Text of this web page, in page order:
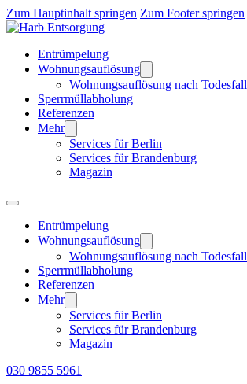
Zum Hauptinhalt springen Zum Footer springen
Entrümpelung
Wohnungsauflösung
Wohnungsauflösung nach Todesfall
Sperrmüllabholung
Referenzen
Mehr
Services für Berlin
Services für Brandenburg
Magazin
Entrümpelung
Wohnungsauflösung
Wohnungsauflösung nach Todesfall
Sperrmüllabholung
Referenzen
Mehr
Services für Berlin
Services für Brandenburg
Magazin
030 9855 5961